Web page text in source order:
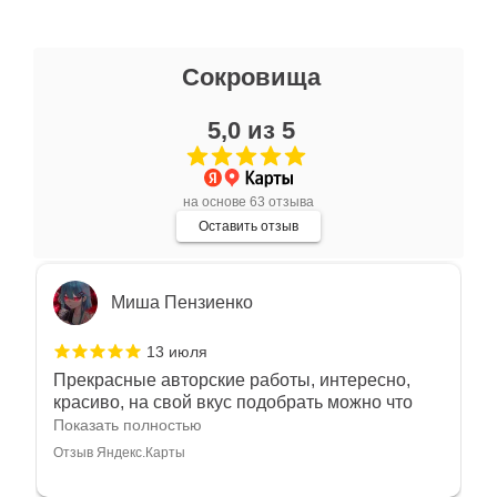
Сокровища
5,0 из 5
на основе 63 отзыва
Оставить отзыв
Очень большой выбор украшений! Каждое -
индивидуально и завораживает своей
красотой! Трудно не купить всё! Спасибо!
Отзыв Яндекс.Карты
Миша Пензиенко
13 июля
Прекрасные авторские работы, интересно,
красиво, на свой вкус подобрать можно что
угодно
Показать полностью
Отзыв Яндекс.Карты